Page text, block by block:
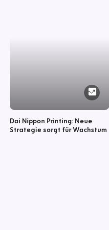
Dai Nippon Printing: Neue
Strategie sorgt für Wachstum